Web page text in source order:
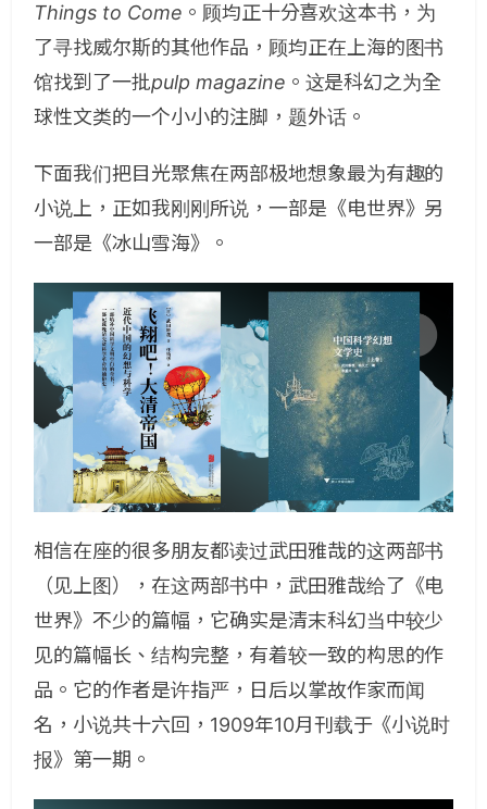
Things to Come 。顾均正十分喜欢这本书，为
了寻找威尔斯的其他作品，顾均正在上海的图书
馆找到了一批pulp magazine 。这是科幻之为全
球性文类的一个小小的注脚，题外话。
下面我们把目光聚焦在两部极地想象最为有趣的
小说上，正如我刚刚所说，一部是《电世界》另
一部是《冰山雪海》。
相信在座的很多朋友都读过武田雅哉的这两部书
（见上图），在这两部书中，武田雅哉给了《电
世界》不少的篇幅，它确实是清末科幻当中较少
见的篇幅长、结构完整，有着较一致的构思的作
品。它的作者是许指严，日后以掌故作家而闻
名，小说共十六回，1909年10月刊载于《小说时
报》第一期。